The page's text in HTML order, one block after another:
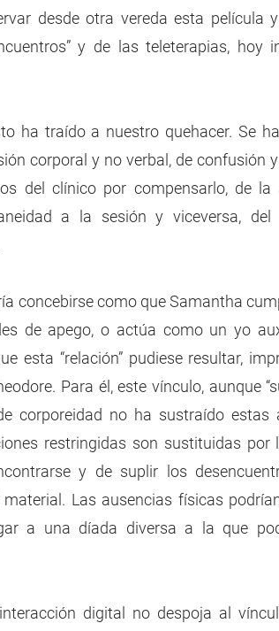
desde otra vereda esta película
y de las teleterapias, hoy
ha traído a nuestro quehacer. Se
corporal y no verbal, de confusión
del clínico por compensarlo, de la
a la sesión y viceversa, del
concebirse como que Samantha
de apego, o actúa como un yo
esta “relación” pudiese resultar,
Para él, este vínculo, aunque
corporeidad no ha sustraído estas
restringidas son sustituidas por
y de suplir los
Las ausencias físicas
a una díada diversa a la que
digital no despoja al